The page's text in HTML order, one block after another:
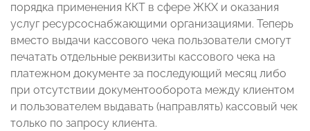
порядка применения ККТ в сфере ЖКХ и оказания
услуг ресурсоснабжающими организациями. Теперь
вместо выдачи кассового чека пользователи смогут
печатать отдельные реквизиты кассового чека на
платежном документе за последующий месяц либо
при отсутствии документооборота между клиентом
и пользователем выдавать (направлять) кассовый чек
только по запросу клиента.